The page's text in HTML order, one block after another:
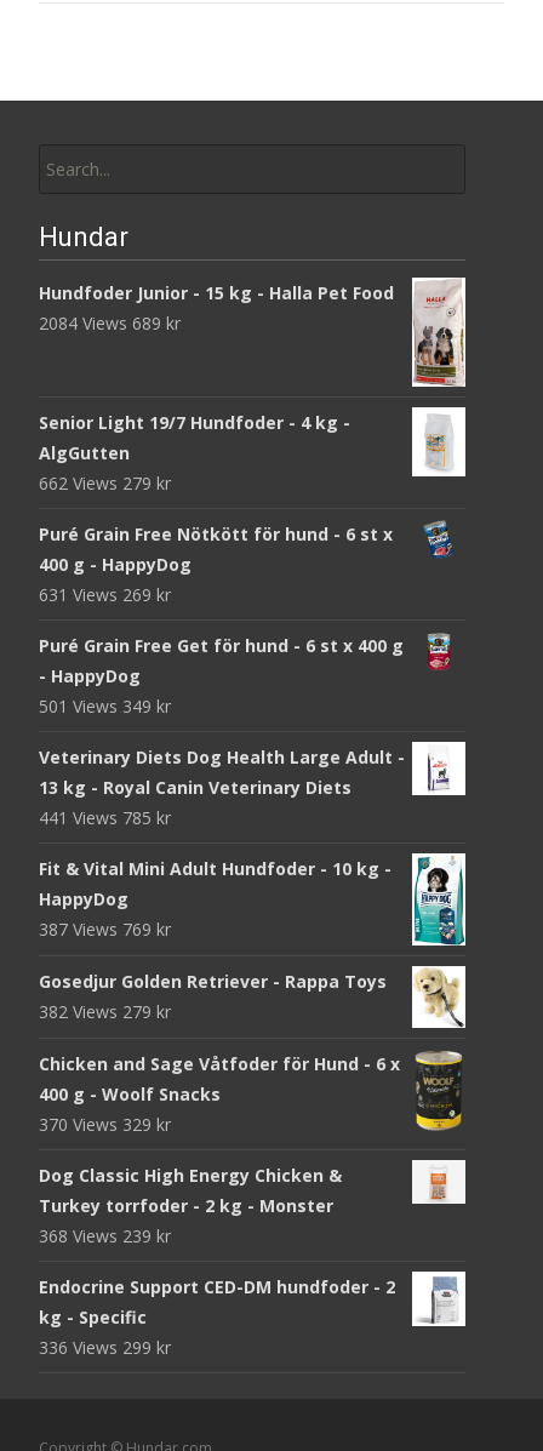
for:
Hundar
Hundfoder Junior - 15 kg - Halla Pet Food
2084 Views 689 kr
Senior Light 19/7 Hundfoder - 4 kg -
AlgGutten
662 Views 279 kr
Puré Grain Free Nötkött för hund - 6 st x
400 g - HappyDog
631 Views 269 kr
Puré Grain Free Get för hund - 6 st x 400 g
- HappyDog
501 Views 349 kr
Veterinary Diets Dog Health Large Adult -
13 kg - Royal Canin Veterinary Diets
441 Views 785 kr
Fit & Vital Mini Adult Hundfoder - 10 kg -
HappyDog
387 Views 769 kr
Gosedjur Golden Retriever - Rappa Toys
382 Views 279 kr
Chicken and Sage Våtfoder för Hund - 6 x
400 g - Woolf Snacks
370 Views 329 kr
Dog Classic High Energy Chicken &
Turkey torrfoder - 2 kg - Monster
368 Views 239 kr
Endocrine Support CED-DM hundfoder - 2
kg - Specific
336 Views 299 kr